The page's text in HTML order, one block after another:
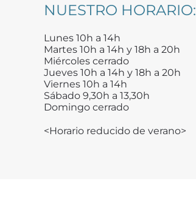
NUESTRO HORARIO:
Lunes 10h a 14h
Martes 10h a 14h y 18h a 20h
Miércoles cerrado
Jueves 10h a 14h y 18h a 20h
Viernes 10h a 14h
Sábado 9,30h a 13,30h
Domingo cerrado
<Horario reducido de verano>